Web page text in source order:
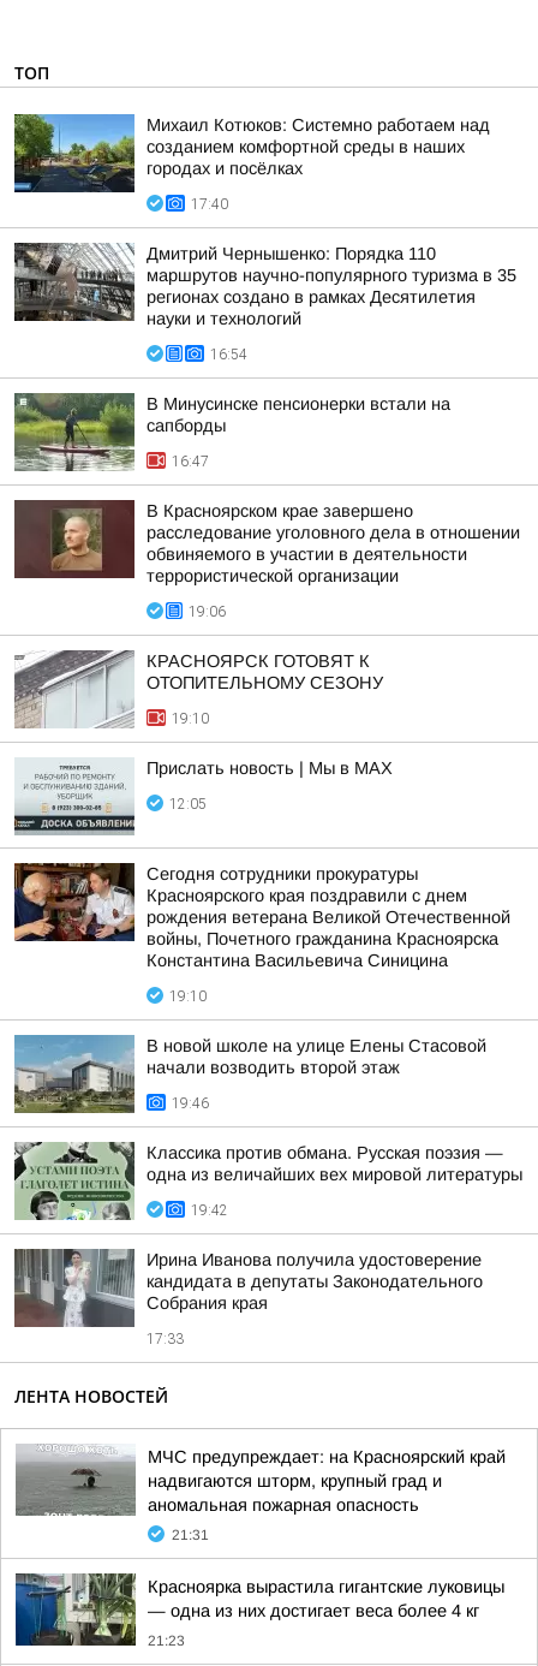
ТОП
Михаил Котюков: Системно работаем над
созданием комфортной среды в наших
городах и посёлках
17:40
Дмитрий Чернышенко: Порядка 110
маршрутов научно-популярного туризма в 35
регионах создано в рамках Десятилетия
науки и технологий
16:54
В Минусинске пенсионерки встали на
сапборды
16:47
В Красноярском крае завершено
расследование уголовного дела в отношении
обвиняемого в участии в деятельности
террористической организации
19:06
КРАСНОЯРСК ГОТОВЯТ К
ОТОПИТЕЛЬНОМУ СЕЗОНУ
19:10
Прислать новость | Мы в MAX
12:05
Сегодня сотрудники прокуратуры
Красноярского края поздравили с днем
рождения ветерана Великой Отечественной
войны, Почетного гражданина Красноярска
Константина Васильевича Синицина
19:10
В новой школе на улице Елены Стасовой
начали возводить второй этаж
19:46
Классика против обмана. Русская поэзия —
одна из величайших вех мировой литературы
19:42
Ирина Иванова получила удостоверение
кандидата в депутаты Законодательного
Собрания края
17:33
ЛЕНТА НОВОСТЕЙ
МЧС предупреждает: на Красноярский край
надвигаются шторм, крупный град и
аномальная пожарная опасность
21:31
Красноярка вырастила гигантские луковицы
— одна из них достигает веса более 4 кг
21:23